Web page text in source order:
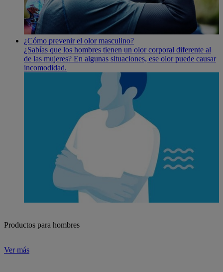
¿Cómo prevenir el olor masculino?
¿Sabías que los hombres tienen un olor corporal diferente al
de las mujeres? En algunas situaciones, ese olor puede causar
incomodidad.
Productos para hombres
Ver más